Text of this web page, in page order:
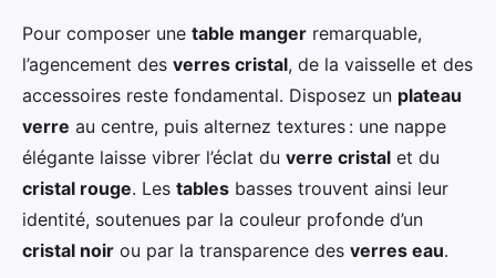
Pour composer une table manger remarquable,
l’agencement des verres cristal, de la vaisselle et des
accessoires reste fondamental. Disposez un plateau
verre au centre, puis alternez textures : une nappe
élégante laisse vibrer l’éclat du verre cristal et du
cristal rouge. Les tables basses trouvent ainsi leur
identité, soutenues par la couleur profonde d’un
cristal noir ou par la transparence des verres eau.